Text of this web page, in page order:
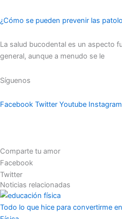
¿Cómo se pueden prevenir las
La salud bucodental es un aspecto
general, aunque a menudo se le
Síguenos
Facebook Twitter Youtube Instagram
Comparte tu amor
Facebook
Twitter
Noticias relacionadas
Todo lo que hice para convertirme